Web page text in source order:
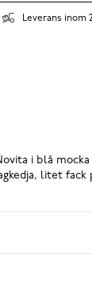
Leverans inom
i blå
litet fack